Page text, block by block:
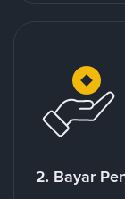
2. Bayar